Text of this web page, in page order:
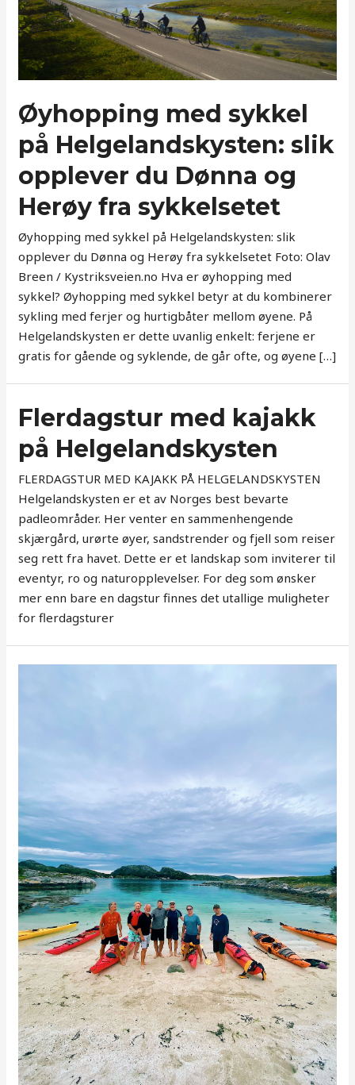
Øyhopping med sykkel
på Helgelandskysten: slik
opplever du Dønna og
Herøy fra sykkelsetet
Øyhopping med sykkel på Helgelandskysten: slik
opplever du Dønna og Herøy fra sykkelsetet Foto: Olav
Breen / Kystriksveien.no Hva er øyhopping med
sykkel? Øyhopping med sykkel betyr at du kombinerer
sykling med ferjer og hurtigbåter mellom øyene. På
Helgelandskysten er dette uvanlig enkelt: ferjene er
gratis for gående og syklende, de går ofte, og øyene […]
Flerdagstur med kajakk
på Helgelandskysten
FLERDAGSTUR MED KAJAKK PÅ HELGELANDSKYSTEN
Helgelandskysten er et av Norges best bevarte
padleområder. Her venter en sammenhengende
skjærgård, urørte øyer, sandstrender og fjell som reiser
seg rett fra havet. Dette er et landskap som inviterer til
eventyr, ro og naturopplevelser. For deg som ønsker
mer enn bare en dagstur finnes det utallige muligheter
for flerdagsturer